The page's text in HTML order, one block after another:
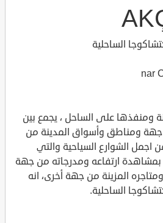
الساحلية
ومنفذها على الساحل ، يجمع بين
جهة ومناطق وأسواق المدينة من
الشوارع السياحية والتي
بمشاهدة ارتفاعه ومدرجاته من جهة
المزينة من جهة أخرى، انه
الساحلية.